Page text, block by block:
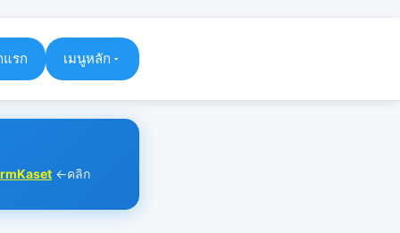
รก เมนูหลัก
←คลิก